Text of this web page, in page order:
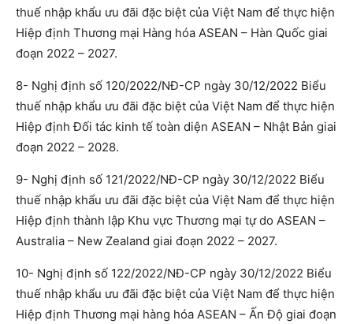
thuế nhập khẩu ưu đãi đặc biệt của Việt Nam để thực hiện
Hiệp định Thương mại Hàng hóa ASEAN – Hàn Quốc giai
đoạn 2022 – 2027.
8- Nghị định số 120/2022/NĐ-CP ngày 30/12/2022 Biểu
thuế nhập khẩu ưu đãi đặc biệt của Việt Nam để thực hiện
Hiệp định Đối tác kinh tế toàn diện ASEAN – Nhật Bản giai
đoạn 2022 – 2028.
9- Nghị định số 121/2022/NĐ-CP ngày 30/12/2022 Biểu
thuế nhập khẩu ưu đãi đặc biệt của Việt Nam để thực hiện
Hiệp định thành lập Khu vực Thương mại tự do ASEAN –
Australia – New Zealand giai đoạn 2022 – 2027.
10- Nghị định số 122/2022/NĐ-CP ngày 30/12/2022 Biểu
thuế nhập khẩu ưu đãi đặc biệt của Việt Nam để thực hiện
Hiệp định Thương mại hàng hóa ASEAN – Ấn Độ giai đoạn